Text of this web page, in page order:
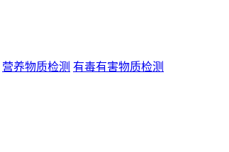
营养物质检测 有毒有害物质检测